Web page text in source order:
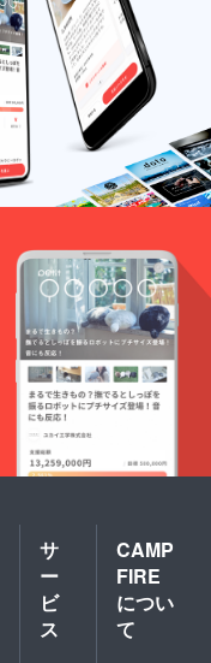
サ
ー
ビ
ス
CAMP
FIRE
につい
て